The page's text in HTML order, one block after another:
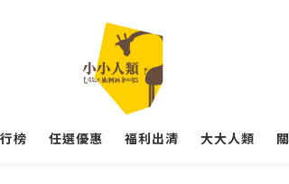
榜 任選優惠 福利出清 大大人類